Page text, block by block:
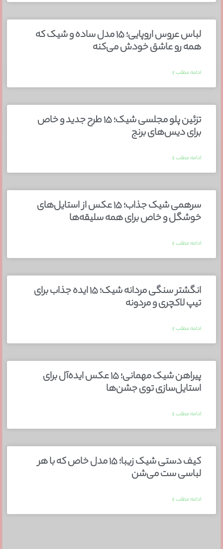
لباس عروس اروپایی؛ ۱۵ مدل ساده و شیک که
همه رو عاشق خودش می‌کنه
ادامه مطلب »
تزئین پلو مجلسی شیک؛ ۱۵ طرح جدید و خاص
برای دیس‌های برنج
ادامه مطلب »
سرهمی شیک جذاب؛ ۱۵ عکس از استایل‌های
خوشگل و خاص برای همه سلیقه‌ها
ادامه مطلب »
انگشتر سنگی مردانه شیک؛ ۱۵ ایده جذاب برای
تیپ لاکچری و مردونه
ادامه مطلب »
پیراهن شیک مهمانی؛ ۱۵ عکس ایده‌آل برای
استایل‌سازی توی جشن‌ها
ادامه مطلب »
کیف دستی شیک زیبا؛ ۱۵ مدل خاص که با هر
لباسی ست می‌شن
ادامه مطلب »